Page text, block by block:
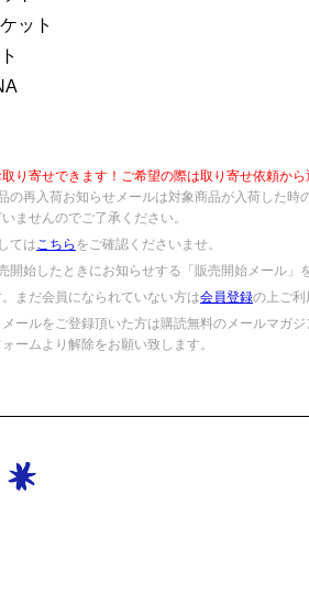
ット
り寄せできます！ご希望の際は取り寄せ依頼から
の再入荷お知らせメールは対象商品が入荷した時
ませんのでご了承ください。
てはこちら をご確認くださいませ。
開始したときにお知らせする「販売開始メール」
まだ会員になられていない方は会員登録の上ご利
ールをご登録頂いた方は購読無料のメールマガ
ームより解除をお願い致します。